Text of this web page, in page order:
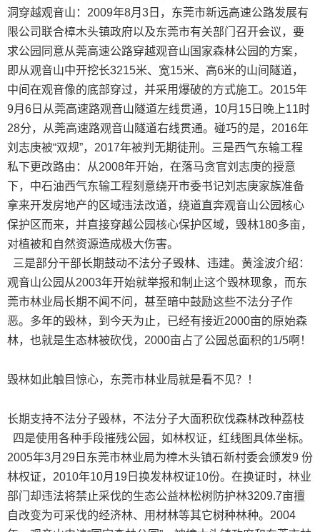
洞穿越观音山：2009年8月3日，东莞市新远高速公路发展有
限公司联合樟木头镇政府以及东莞市有关部门召开会议，要
求公园同意从莞高速公路穿越观音山国家森林公园的方案，
即从观音山中开挖长3215米、宽15米、高6米的山间隧道，
中间在观音像的底部穿过，并采用爆破的方式施工。2015年
9月6日从莞高速路观音山隧道左线贯通，10月15日晚上11时
28分，从莞高速路观音山隧道右线贯通。碰巧的是，2016年
刘志庚被“双规”，2017年被判无期徒刑。三是西气东输工程
私下更改路由：从2008年开始，在落马贪官刘志庚的授意
下，中石油西气东输工程刻意绕开市委书记刘志庚家族准备
拿来开发房地产的区域违法改道，绕道直奔观音山公园核心
保护区而来，并直接穿越公园核心保护区域，毁林180多亩，
对植被和自然资源造成极大伤害。
三是部分干部长期鼓动不法分子毁林、违建。黄淦波介绍：
观音山公园从2003年开始就举报和制止这个毁林现象，而东
莞市林业局长期不闻不问，甚至暗中鼓励这些不法分子作
恶。多年的毁林，到今天为止，已经有接近2000亩的原始森
林，也就是生态林被砍伐，2000亩占了公园总面积的1/5啊！
毁林如此触目惊心，东莞市林业局就是看不见？！
长期支持不法分子毁林，不法分子大面积砍伐森林改种荔枝
四是使用各种手段摧残公园，如林权证，红线图具体坐标。
2005年3月29日东莞市林业局为樟木头镇石新村委会颁发9 份
林权证，2010年10月19日换发林权证10份。在换证时，林业
部门却违法将禁止采伐的生态公益林松树防护林3209.7亩擅
自改变为可采伐的经济林、用材林等其它树种林种。2004